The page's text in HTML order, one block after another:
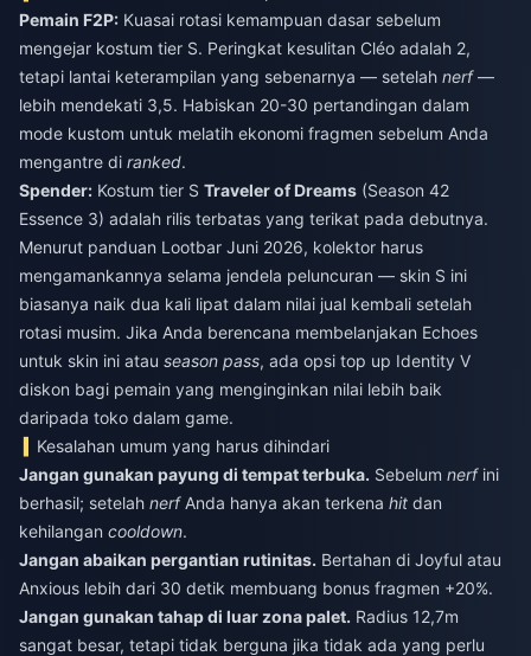
Pemain F2P: Kuasai rotasi kemampuan dasar sebelum
mengejar kostum tier S. Peringkat kesulitan Cléo adalah 2,
tetapi lantai keterampilan yang sebenarnya — setelah nerf—
lebih mendekati 3,5. Habiskan 20-30 pertandingan dalam
mode kustom untuk melatih ekonomi fragmen sebelum Anda
mengantre di ranked.
Spender: Kostum tier S Traveler of Dreams (Season 42
Essence 3) adalah rilis terbatas yang terikat pada debutnya.
Menurut panduan Lootbar Juni 2026, kolektor harus
mengamankannya selama jendela peluncuran — skin S ini
biasanya naik dua kali lipat dalam nilai jual kembali setelah
rotasi musim. Jika Anda berencana membelanjakan Echoes
untuk skin ini atau season pass, ada opsi top up Identity V
diskon bagi pemain yang menginginkan nilai lebih baik
daripada toko dalam game.
Kesalahan umum yang harus dihindari
Jangan gunakan payung di tempat terbuka. Sebelum nerfini
berhasil; setelah nerfAnda hanya akan terkena hit dan
kehilangan cooldown.
Jangan abaikan pergantian rutinitas. Bertahan di Joyful atau
Anxious lebih dari 30 detik membuang bonus fragmen +20%.
Jangan gunakan tahap di luar zona palet. Radius 12,7m
sangat besar, tetapi tidak berguna jika tidak ada yang perlu